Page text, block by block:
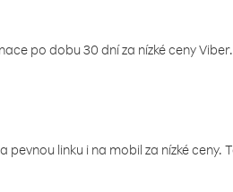
po dobu 30 dní za nízké ceny Viber.
linku i na mobil za nízké ceny.